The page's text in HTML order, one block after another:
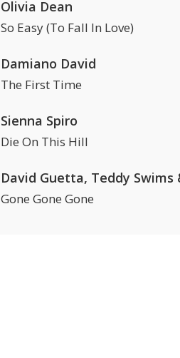
Olivia Dean
So Easy (To Fall In Love)
Damiano David
The First Time
Sienna Spiro
Die On This Hill
Gone Gone Gone